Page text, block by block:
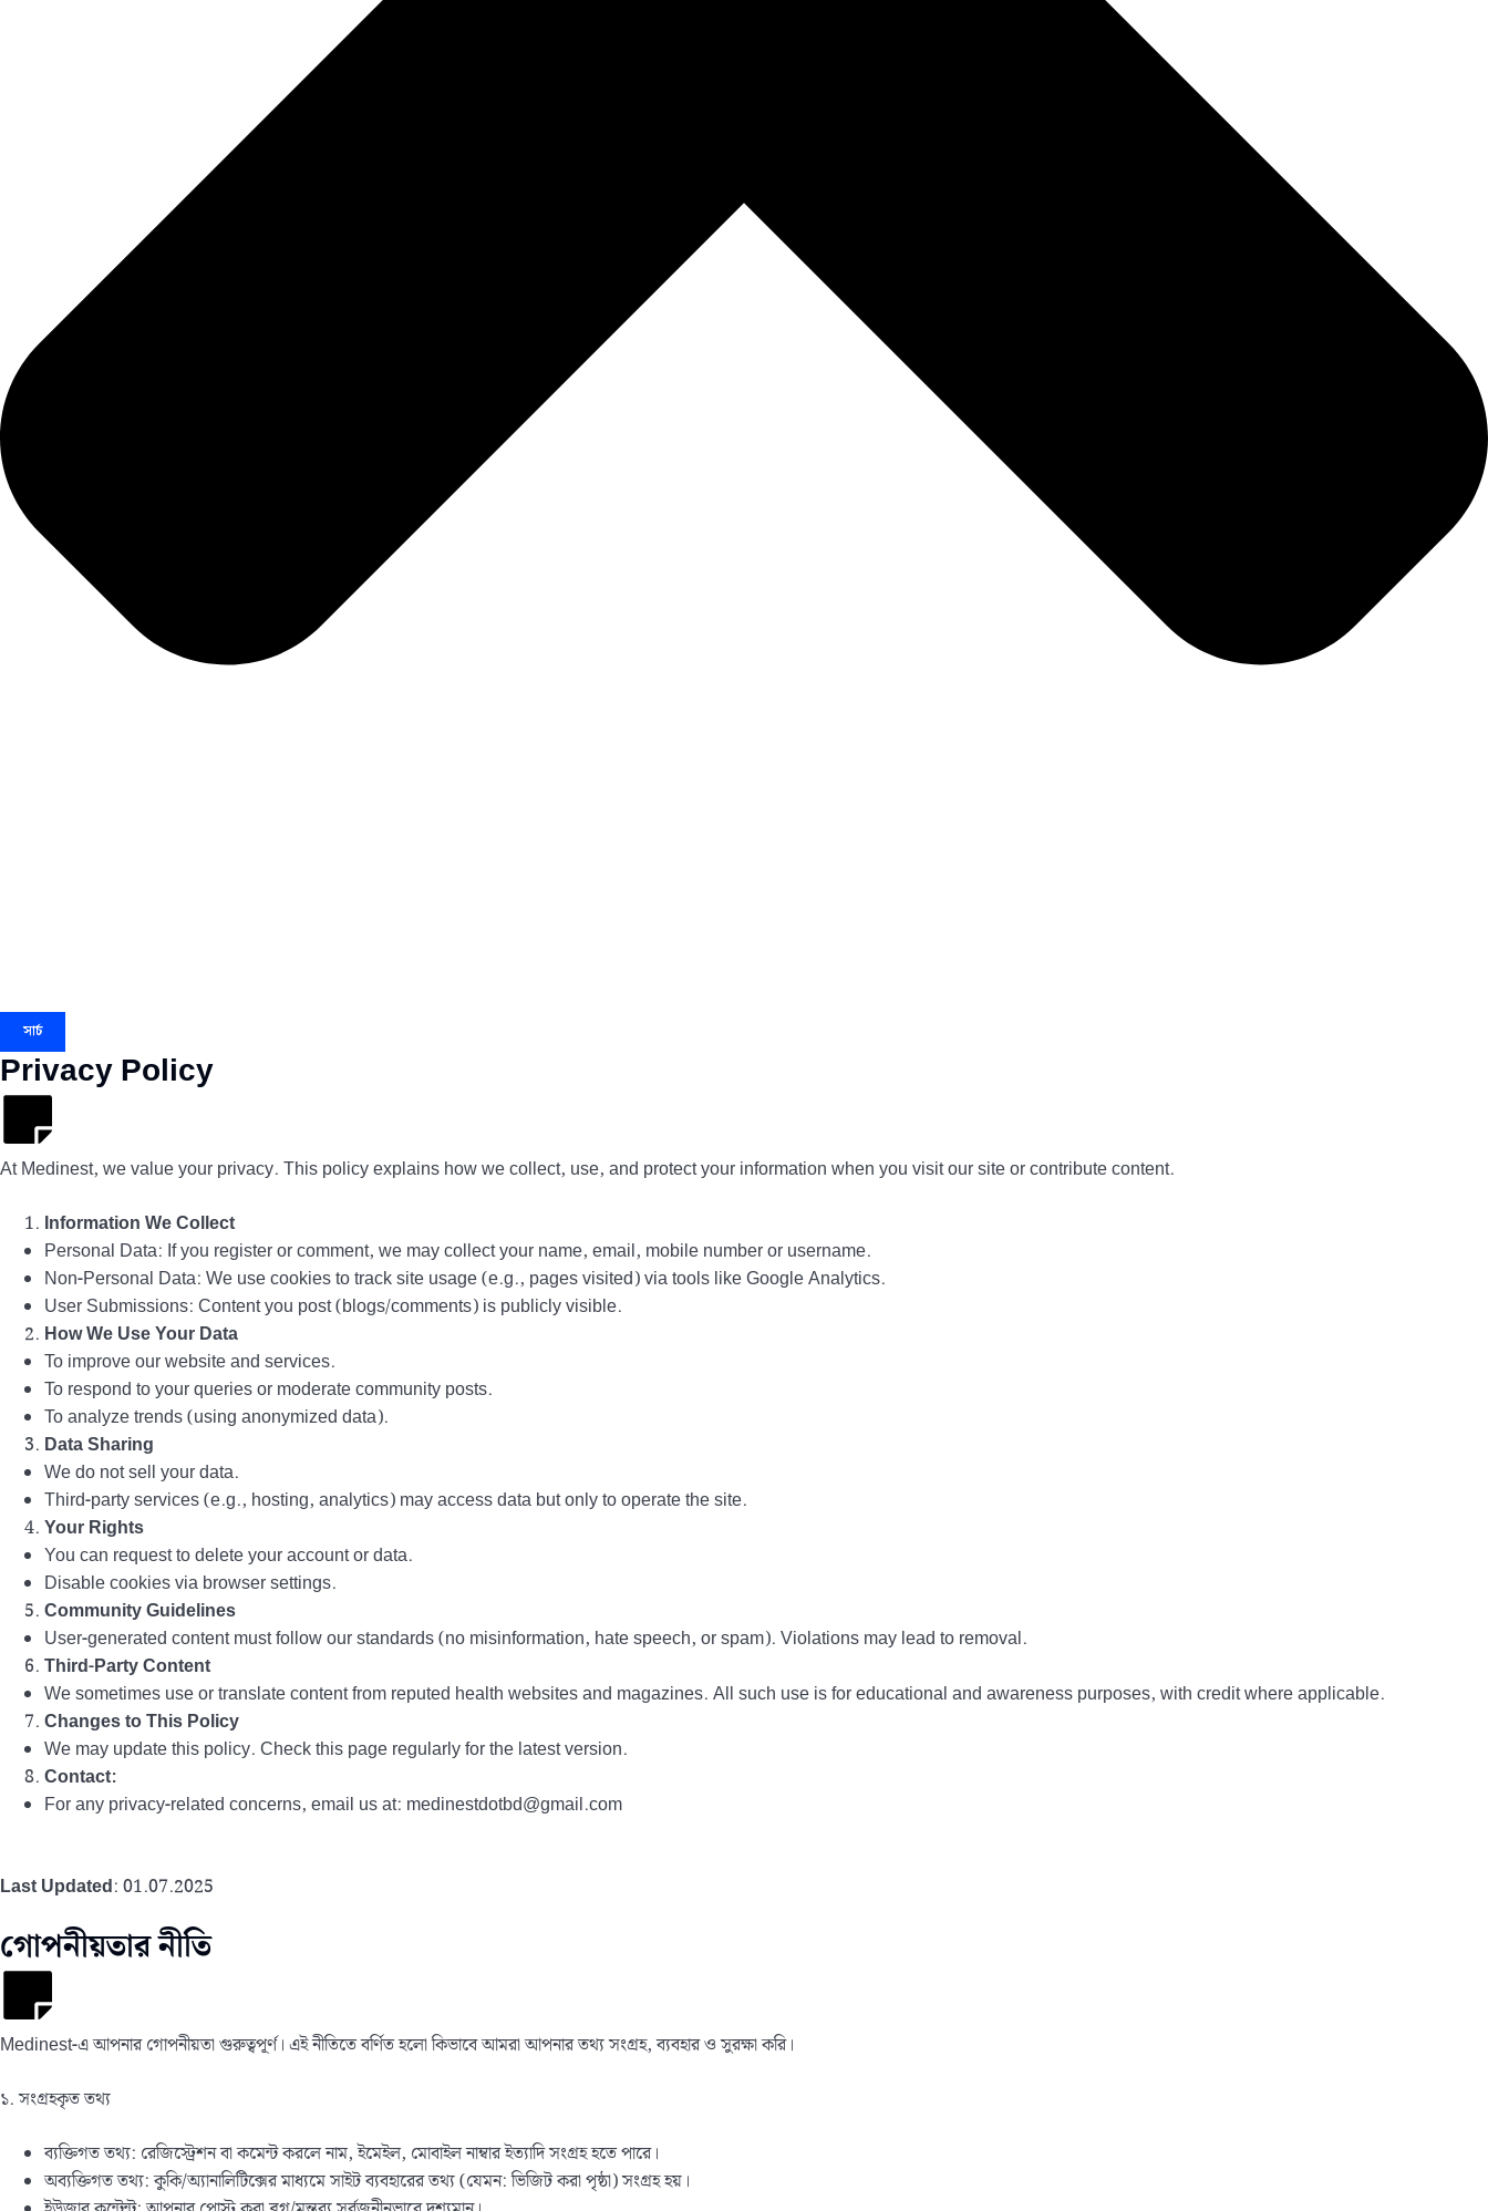
সার্চ
Privacy Policy
At Medinest, we value your privacy. This policy explains how we collect, use, and protect your information when you visit our site or contribute content.
Information We Collect
Personal Data: If you register or comment, we may collect your name, email, mobile number or username.
Non-Personal Data: We use cookies to track site usage (e.g., pages visited) via tools like Google Analytics.
User Submissions: Content you post (blogs/comments) is publicly visible.
How We Use Your Data
To improve our website and services.
To respond to your queries or moderate community posts.
To analyze trends (using anonymized data).
Data Sharing
We do not sell your data.
Third-party services (e.g., hosting, analytics) may access data but only to operate the site.
Your Rights
You can request to delete your account or data.
Disable cookies via browser settings.
Community Guidelines
User-generated content must follow our standards (no misinformation, hate speech, or spam). Violations may lead to removal.
Third-Party Content
We sometimes use or translate content from reputed health websites and magazines. All such use is for educational and awareness purposes, with credit where applicable.
Changes to This Policy
We may update this policy. Check this page regularly for the latest version.
Contact:
For any privacy-related concerns, email us at: medinestdotbd@gmail.com
Last Updated: 01.07.2025
গোপনীয়তার নীতি
Medinest-এ আপনার গোপনীয়তা গুরুত্বপূর্ণ। এই নীতিতে বর্ণিত হলো কিভাবে আমরা আপনার তথ্য সংগ্রহ, ব্যবহার ও সুরক্ষা করি।
১. সংগ্রহকৃত তথ্য
ব্যক্তিগত তথ্য: রেজিস্ট্রেশন বা কমেন্ট করলে নাম, ইমেইল, মোবাইল নাম্বার ইত্যাদি সংগ্রহ হতে পারে।
অব্যক্তিগত তথ্য: কুকি/অ্যানালিটিক্সের মাধ্যমে সাইট ব্যবহারের তথ্য (যেমন: ভিজিট করা পৃষ্ঠা) সংগ্রহ হয়।